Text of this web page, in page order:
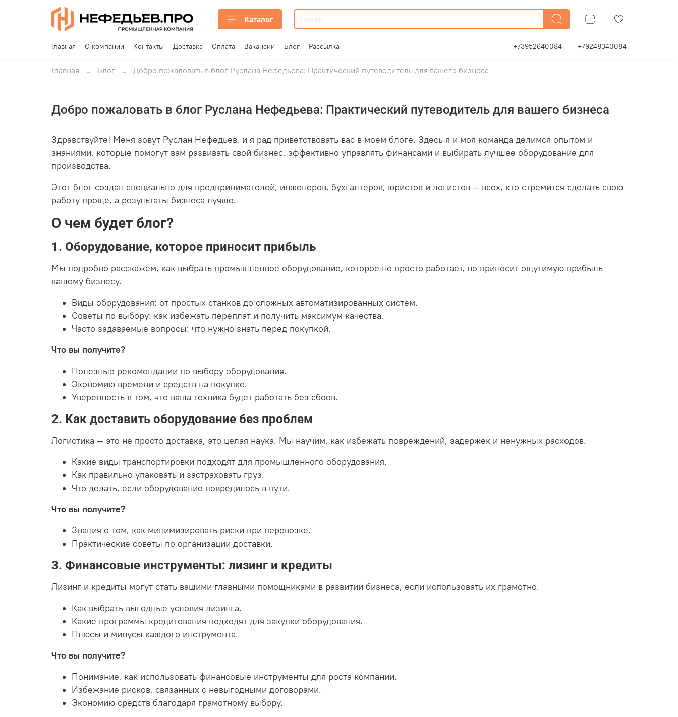
Каталог
Главная О компании Контакты Доставка Оплата Вакансии Блог Рассылка +73952640084 +79248340084
Главная Блог Добро пожаловать в блог Руслана Нефедьева: Практический путеводитель для вашего бизнеса
Добро пожаловать в блог Руслана Нефедьева: Практический путеводитель для вашего бизнеса
Здравствуйте! Меня зовут Руслан Нефедьев, и я рад приветствовать вас в моем блоге. Здесь я и моя команда делимся опытом и
знаниями, которые помогут вам развивать свой бизнес, эффективно управлять финансами и выбирать лучшее оборудование для
производства.
Этот блог создан специально для предпринимателей, инженеров, бухгалтеров, юристов и логистов — всех, кто стремится сделать свою
работу проще, а результаты бизнеса лучше.
О чем будет блог?
1. Оборудование, которое приносит прибыль
Мы подробно расскажем, как выбрать промышленное оборудование, которое не просто работает, но приносит ощутимую прибыль
вашему бизнесу.
Виды оборудования: от простых станков до сложных автоматизированных систем.
Советы по выбору: как избежать переплат и получить максимум качества.
Часто задаваемые вопросы: что нужно знать перед покупкой.
Что вы получите?
Полезные рекомендации по выбору оборудования.
Экономию времени и средств на покупке.
Уверенность в том, что ваша техника будет работать без сбоев.
2. Как доставить оборудование без проблем
Логистика — это не просто доставка, это целая наука. Мы научим, как избежать повреждений, задержек и ненужных расходов.
Какие виды транспортировки подходят для промышленного оборудования.
Как правильно упаковать и застраховать груз.
Что делать, если оборудование повредилось в пути.
Что вы получите?
Знания о том, как минимизировать риски при перевозке.
Практические советы по организации доставки.
3. Финансовые инструменты: лизинг и кредиты
Лизинг и кредиты могут стать вашими главными помощниками в развитии бизнеса, если использовать их грамотно.
Как выбрать выгодные условия лизинга.
Какие программы кредитования подходят для закупки оборудования.
Плюсы и минусы каждого инструмента.
Что вы получите?
Понимание, как использовать финансовые инструменты для роста компании.
Избежание рисков, связанных с невыгодными договорами.
Экономию средств благодаря грамотному выбору.